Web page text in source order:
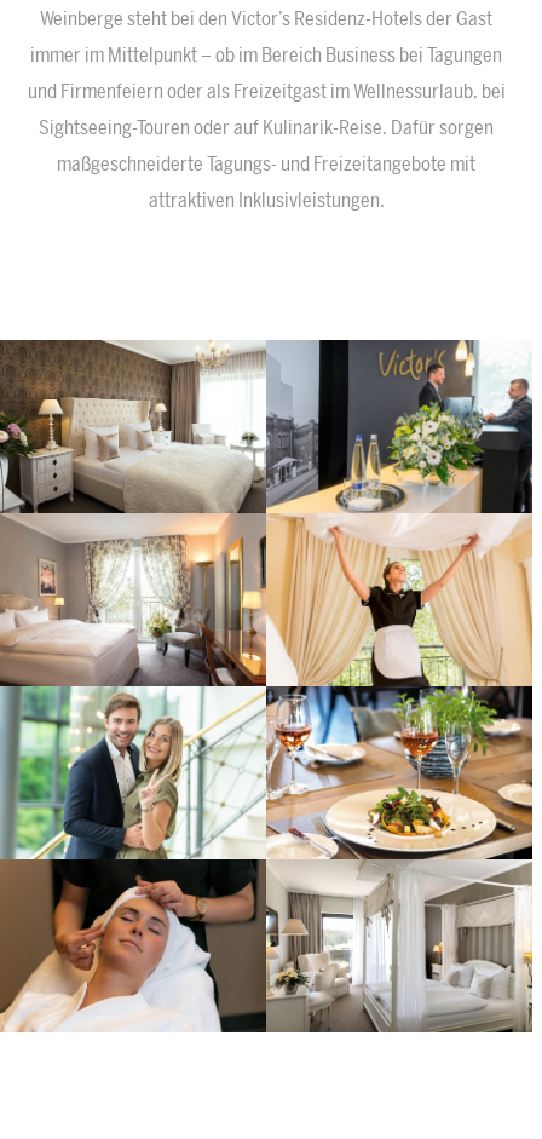
Weinberge steht bei den Victor’s Residenz-Hotels der Gast
immer im Mittelpunkt – ob im Bereich Business bei Tagungen
und Firmenfeiern oder als Freizeitgast im Wellnessurlaub, bei
Sightseeing-Touren oder auf Kulinarik-Reise. Dafür sorgen
maßgeschneiderte Tagungs- und Freizeitangebote mit
attraktiven Inklusivleistungen.